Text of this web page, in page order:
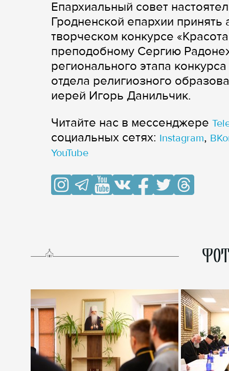
Епархиальный совет
Гродненской епархии
творческом конкурсе
преподобному Сергию
регионального этапа
отдела религиозного
иерей Игорь Данильчик.
Читайте нас в мессенджере
cоциальных сетях: Instagram,
YouTube